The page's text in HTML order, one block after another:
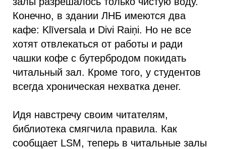
Конечно, в здании ЛНБ имеются два
кафе: Klīversala и Divi Raiņi. Но не все
хотят отвлекаться от работы и ради
чашки кофе с бутербродом покидать
читальный зал. Кроме того, у студентов
всегда хроническая нехватка денег.
Идя навстречу своим читателям,
библиотека смягчила правила. Как
сообщает LSM, теперь в читальные залы